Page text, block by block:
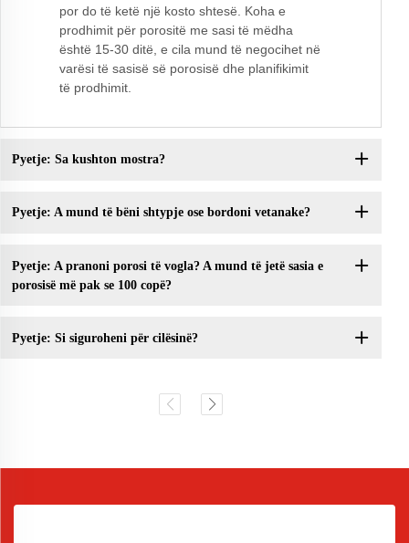
por do të ketë një kosto shtesë. Koha e
prodhimit për porositë me sasi të mëdha
është 15-30 ditë, e cila mund të negocihet në
varësi të sasisë së porosisë dhe planifikimit
të prodhimit.
Pyetje: Sa kushton mostra?
Pyetje: A mund të bëni shtypje ose bordoni vetanake?
Pyetje: A pranoni porosi të vogla? A mund të jetë sasia e
porosisë më pak se 100 copë?
Pyetje: Si siguroheni për cilësinë?